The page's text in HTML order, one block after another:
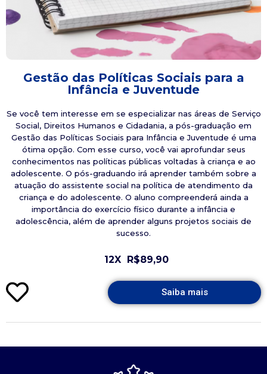
Gestão das Políticas Sociais para a
Infância e Juventude
Se você tem interesse em se especializar nas áreas de Serviço
Social, Direitos Humanos e Cidadania, a pós-graduação em
Gestão das Políticas Sociais para Infância e Juventude é uma
ótima opção. Com esse curso, você vai aprofundar seus
conhecimentos nas políticas públicas voltadas à criança e ao
adolescente. O pós-graduando irá aprender também sobre a
atuação do assistente social na política de atendimento da
criança e do adolescente. O aluno compreenderá ainda a
importância do exercício físico durante a infância e
adolescência, além de aprender alguns projetos sociais de
sucesso.
12X R$89,90
Saiba mais